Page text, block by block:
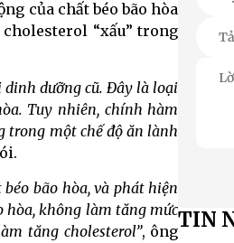
của chất béo bão hòa
“xấu” trong
dưỡng cũ. Đây là loại
Tuy nhiên, chính hàm
trong một chế độ ăn lành
bão hòa, và phát hiện
hòa, không làm tăng mức
tăng cholesterol”, ôngTIN